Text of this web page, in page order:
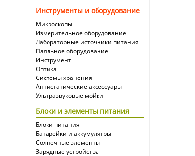
Инструменты и оборудование
Микроскопы
Измерительное оборудование
Лабораторные источники питания
Паяльное оборудование
Инструмент
Оптика
Системы хранения
Антистатические аксессуары
Ультразвуковые мойки
Блоки и элементы питания
Блоки питания
Батарейки и аккумулятры
Солнечные элементы
Зарядные устройства